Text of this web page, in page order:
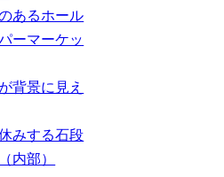
あるホール
ーマーケッ
背景に見え
みする石段
内部）